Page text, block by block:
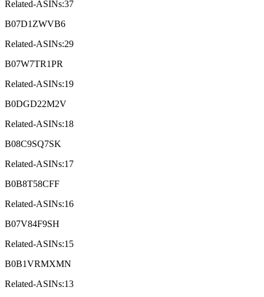
Related-ASINs:37
B07D1ZWVB6
Related-ASINs:29
B07W7TR1PR
Related-ASINs:19
B0DGD22M2V
Related-ASINs:18
B08C9SQ7SK
Related-ASINs:17
B0B8T58CFF
Related-ASINs:16
B07V84F9SH
Related-ASINs:15
B0B1VRMXMN
Related-ASINs:13